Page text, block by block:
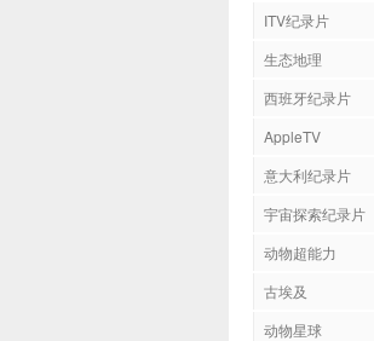
ITV纪录片
生态地理
西班牙纪录片
AppleTV
意大利纪录片
宇宙探索纪录片
动物超能力
古埃及
动物星球